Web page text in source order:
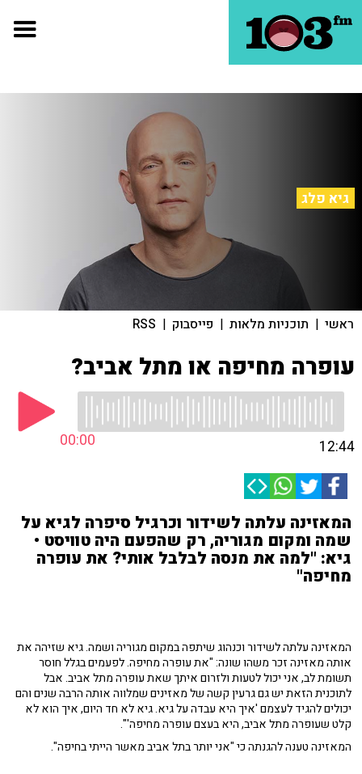
גיא פלג
ראשי | תוכניות מלאות | פייסבוק |
RSS
עופרה מחיפה או מתל אביב?
00:00 12:44
המאזינה עלתה לשידור וכרגיל סיפרה לגיא על
שמה ומקום מגוריה, רק שהפעם היה טוויסט •
גיא: "למה את מנסה לבלבל אותי? את עופרה
מחיפה"
המאזינה עלתה לשידור וכנהוג שיתפה במקום מגוריה ושמה. גיא שזיהה את
אותה מאזינה זכר משהו שונה: "את עופרה מחיפה. לפעמים בגלל חוסר
תשומת לב, אני יכול לטעות ולזרום איתך שאת עופרה מתל אביב. אבל
לתוכנית הזאת יש גם גרעין קשה של מאזינים שמלווה אותה הרבה שנים והם
יכולים להגיד לעצמם 'איך היא עבדה על גיא. גיא לא חד היום, איך הוא לא
קלט שעופרה מתל אביב, היא בעצם עופרה מחיפה'".
המאזינה טענה להגנתה כי "אני יותר בתל אביב מאשר הייתי בחיפה".